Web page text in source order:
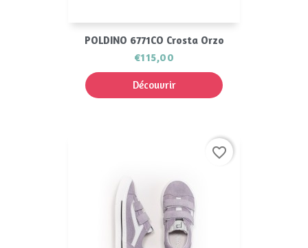
POLDINO 6771CO Crosta Orzo
€115,00
Découvrir
favorite_border